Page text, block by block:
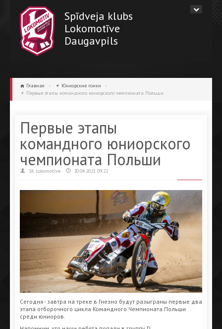
Spīdveja klubs
Lokomotīve
Daugavpils
Главная » Юниорские гонки
»
Первые этапы командного юниорского чемпионата Польши
Первые этапы
командного юниорского
чемпионата Польши
SK Lokomotīve 20.04.2021 09:22
Сегодня - завтра на треке в Гнезно будут разыграны первые два
этапа отборочного цикла Командного Чемпионата Польши
среди юниоров.